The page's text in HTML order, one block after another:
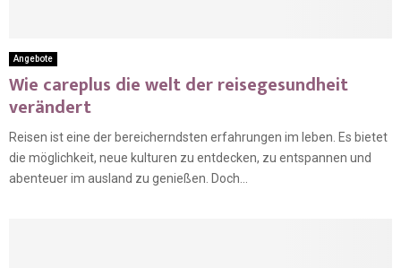
Angebote
Wie careplus die welt der reisegesundheit
verändert
Reisen ist eine der bereicherndsten erfahrungen im leben. Es bietet
die möglichkeit, neue kulturen zu entdecken, zu entspannen und
abenteuer im ausland zu genießen. Doch...